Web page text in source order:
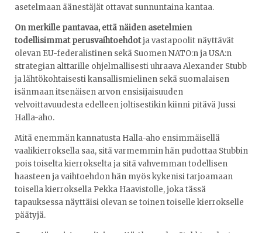
asetelmaan äänestäjät ottavat sunnuntaina kantaa.
On merkille pantavaa, että näiden asetelmien
todellisimmat perusvaihtoehdotja vastapoolit näyttävät
olevan EU-federalistinen sekä Suomen NATO:n ja USA:n
strategian alttarille ohjelmallisesti uhraava Alexander Stubb
ja lähtökohtaisesti kansallismielinen sekä suomalaisen
isänmaan itsenäisen arvon ensisijaisuuden
velvoittavuudesta edelleen joltisestikin kiinni pitävä Jussi
Halla-aho.
Mitä enemmän kannatusta Halla-aho ensimmäisellä
vaalikierroksella saa, sitä varmemmin hän pudottaa Stubbin
pois toiselta kierrokselta ja sitä vahvemman todellisen
haasteen ja vaihtoehdon hän myös kykenisi tarjoamaan
toisella kierroksella Pekka Haavistolle, joka tässä
tapauksessa näyttäisi olevan se toinen toiselle kierrokselle
päätyjä.